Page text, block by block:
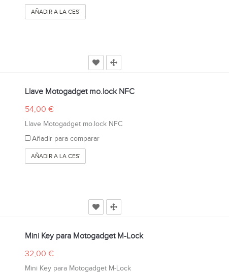
AÑADIR A LA CESTA
Llave Motogadget mo.lock NFC
54,00 €
Llave Motogadget mo.lock NFC
Añadir para comparar
AÑADIR A LA CESTA
Mini Key para Motogadget M-Lock
32,00 €
Mini Key para Motogadget M-Lock